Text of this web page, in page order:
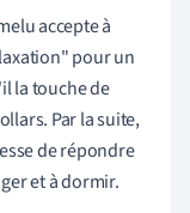
accepte à
pour un
la touche de
Par la suite,
de répondre
et à dormir.